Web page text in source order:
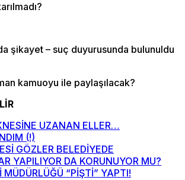
şikayet – suç duyurusunda bulunuldu
kamuoyu ile paylaşılacak?
UZANAN ELLER…
(!)
GÖZLER BELEDİYEDE
YAPILIYOR DA KORUNUYOR MU?
MÜDÜRLÜĞÜ “PİŞTİ” YAPTI!